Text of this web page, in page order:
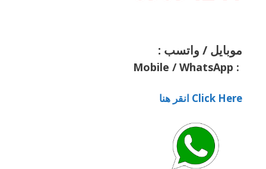
موبايل / واتسب :
:
Mobile / WhatsApp
Click Here انقر هنا